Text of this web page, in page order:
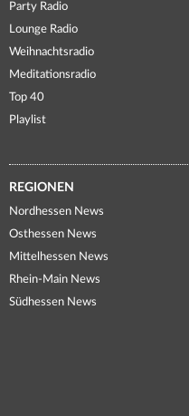
Party Radio
Lounge Radio
Weihnachtsradio
Meditationsradio
Top 40
Playlist
REGIONEN
Nordhessen News
Osthessen News
Mittelhessen News
Rhein-Main News
Südhessen News